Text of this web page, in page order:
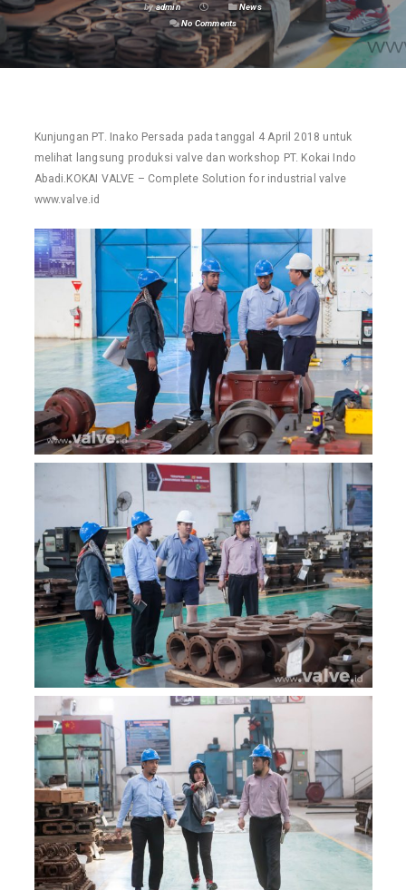
byadmin
News
No Comments
Kunjungan PT. Inako Persada pada tanggal 4 April 2018 untuk
melihat langsung produksi valve dan workshop PT. Kokai Indo
Abadi.KOKAI VALVE – Complete Solution for industrial valve
www.valve.id